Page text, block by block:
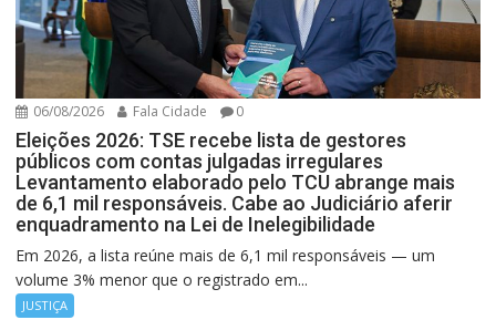
06/08/2026 Fala Cidade 0
Eleições 2026: TSE recebe lista de gestores
públicos com contas julgadas irregulares
Levantamento elaborado pelo TCU abrange mais
de 6,1 mil responsáveis. Cabe ao Judiciário aferir
enquadramento na Lei de Inelegibilidade
Em 2026, a lista reúne mais de 6,1 mil responsáveis — um
volume 3% menor que o registrado em...
JUSTIÇA